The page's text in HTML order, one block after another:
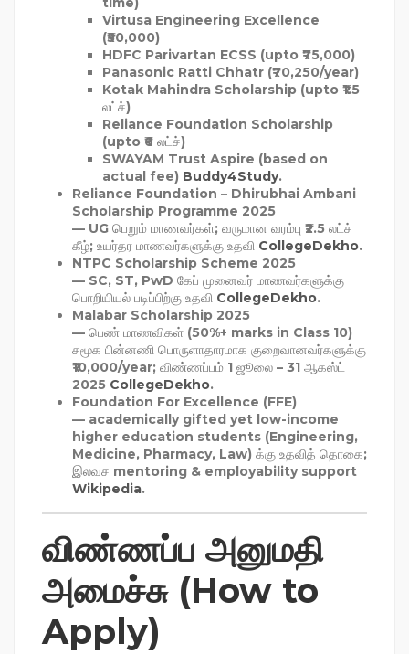
Virtusa Engineering Excellence
(₹50,000)
HDFC Parivartan ECSS (upto ₹75,000)
Panasonic Ratti Chhatr (₹70,250/year)
Kotak Mahindra Scholarship (upto ₹1.5
லட்ச்)
Reliance Foundation Scholarship
(upto ₹6 லட்ச்)
SWAYAM Trust Aspire (based on
actual fee) Buddy4Study.
Reliance Foundation – Dhirubhai Ambani
Scholarship Programme 2025
— UG பெறும் மாணவர்கள்; வருமான வரம்பு ₹2.5 லட்ச்
கீழ்; உயர்தர மாணவர்களுக்கு உதவி CollegeDekho.
NTPC Scholarship Scheme 2025
— SC, ST, PwD கேப் முனைவர் மாணவர்களுக்கு
பொறியியல் படிப்பிற்கு உதவி CollegeDekho.
Malabar Scholarship 2025
— பெண் மாணவிகள் (50%+ marks in Class 10)
சமூக பின்னணி பொருளாதாரமாக குறைவானவர்களுக்கு
₹10,000/year; விண்ணப்பம் 1 ஜூலை – 31 ஆகஸ்ட்
2025 CollegeDekho.
Foundation For Excellence (FFE)
— academically gifted yet low-income
higher education students (Engineering,
Medicine, Pharmacy, Law) க்கு உதவித் தொகை;
இலவச mentoring & employability support
Wikipedia.
விண்ணப்ப அனுமதி
அமைச்சு (How to
Apply)